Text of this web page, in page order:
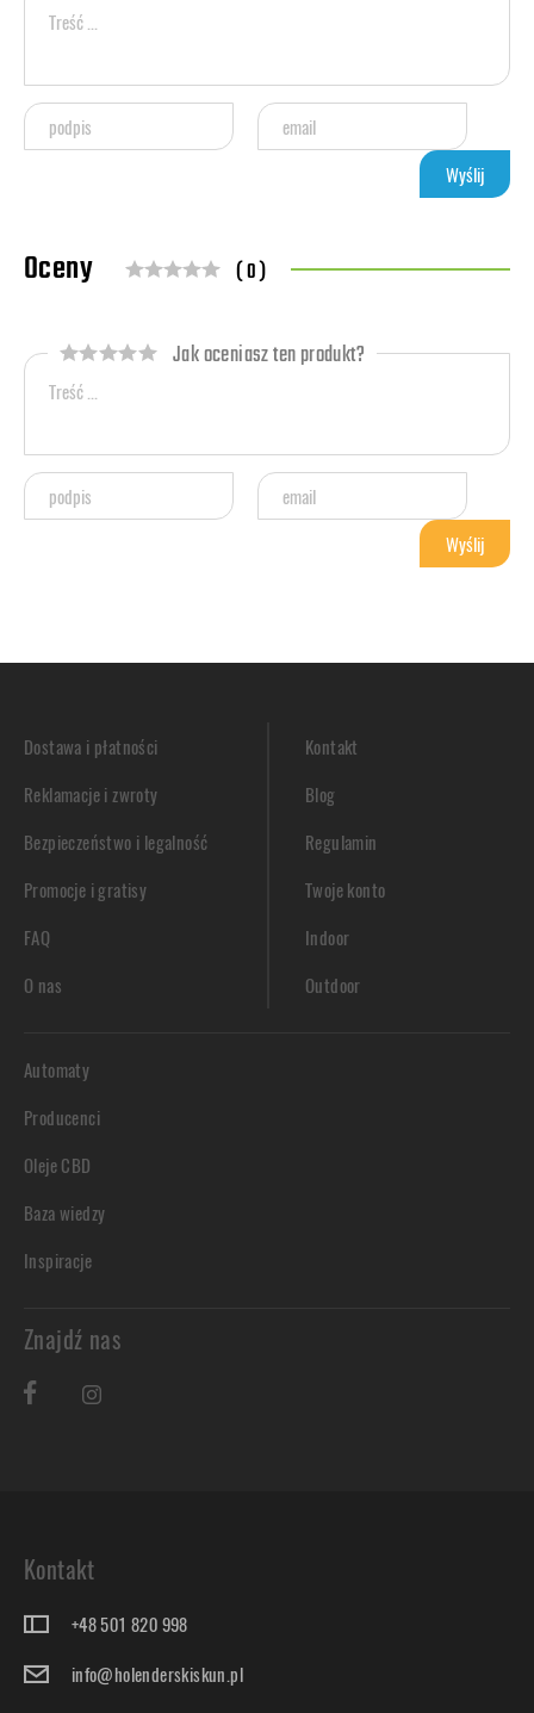
Oceny ( 0 )
Jak oceniasz ten produkt?
Dostawa i płatności
Reklamacje i zwroty
Bezpieczeństwo i legalność
Promocje i gratisy
FAQ
O nas
Kontakt
Blog
Regulamin
Twoje konto
Indoor
Outdoor
Automaty
Producenci
Oleje CBD
Baza wiedzy
Inspiracje
Znajdź nas
Kontakt
+48 501 820 998
info@holenderskiskun.pl